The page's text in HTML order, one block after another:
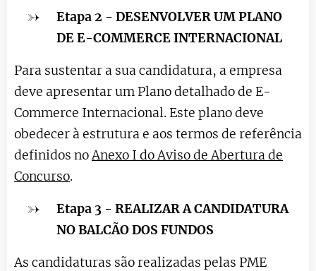
Etapa 2 - DESENVOLVER UM PLANO
DE E-COMMERCE INTERNACIONAL
Para sustentar a sua candidatura, a empresa
deve apresentar um Plano detalhado de E-
Commerce Internacional. Este plano deve
obedecer à estrutura e aos termos de referência
definidos noAnexo I do Aviso de Abertura de
Concurso.
Etapa 3 - REALIZAR A CANDIDATURA
NO BALCÃO DOS FUNDOS
As candidaturas são realizadas pelas PME